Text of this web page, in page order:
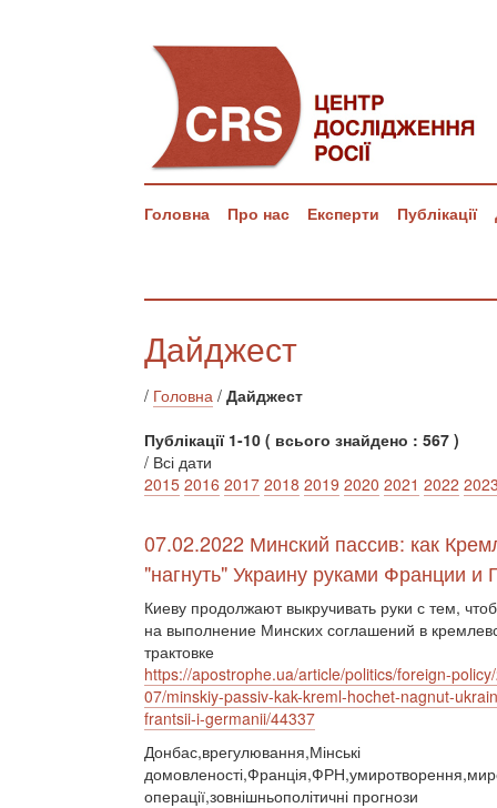
Головна Про нас Експерти Публікації
Дайджест
/ Головна / Дайджест
Публікації 1-10 ( всього знайдено : 567 )
/ Всі дати
2015 2016 2017 2018 2019 2020 2021 2022
07.02.2022 Минский пассив: как
"нагнуть" Украину руками Франции и
Киеву продолжают выкручивать руки с тем,
на выполнение Минских соглашений в
трактовке
https://apostrophe.ua/article/politics/foreign-
07/minskiy-passiv-kak-kreml-hochet-nagnut-
frantsii-i-germanii/44337
Донбас,врегулювання,Мінські
операції,зовнішньополітичні прогнози